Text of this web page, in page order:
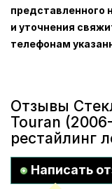
представленного
и уточнения
телефонам
Отзывы
Touran
рестайлинг
Написать